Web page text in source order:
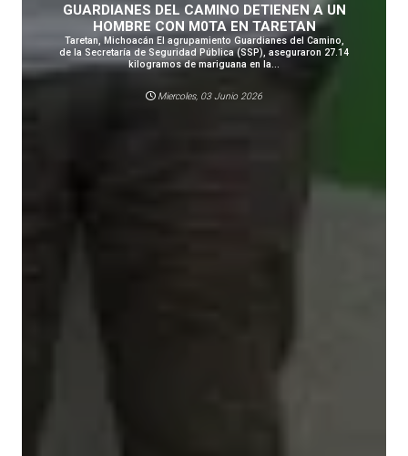
GUARDIANES DEL CAMINO DETIENEN A UN
HOMBRE CON M0TA EN TARETAN
Taretan, Michoacán El agrupamiento Guardianes del Camino,
de la Secretaría de Seguridad Pública (SSP), aseguraron 27.14
kilogramos de mariguana en la...
Miercoles, 03 Junio 2026